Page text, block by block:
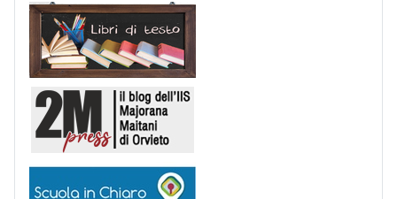
Libri di Testo
Scuola in chiaro